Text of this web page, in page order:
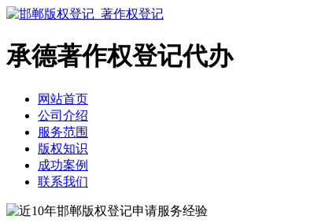
承德著作权登记代办
网站首页
公司介绍
服务范围
版权知识
成功案例
联系我们